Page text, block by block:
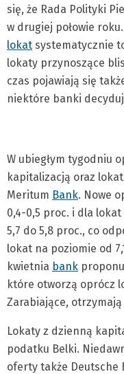
się, że Rada Polityki
w drugiej połowie
lokat systematycznie
lokaty przynoszące
czas pojawiają się
niektóre banki
W ubiegłym tygodniu
kapitalizacją oraz
Meritum Bank. Nowe
0,4-0,5 proc. i dla
5,7 do 5,8 proc., co
lokat na poziomie od
kwietnia bank
które otworzą oprócz
Zarabiające,
Lokaty z dzienną
podatku Belki.
oferty także Deutsche